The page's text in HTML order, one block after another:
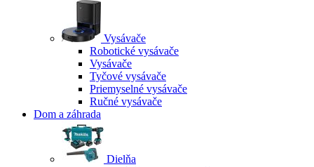
Vysávače
Robotické vysávače
Vysávače
Tyčové vysávače
Priemyselné vysávače
Ručné vysávače
Dom a záhrada
Dielňa